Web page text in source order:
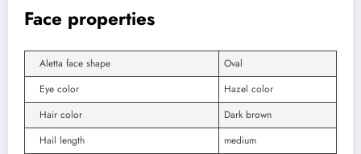
Face properties
Aletta face shape
Oval
Eye color
Hazel color
Hair color
Dark brown
Hail length
medium